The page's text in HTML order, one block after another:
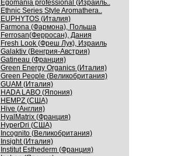
Egomania professional (Израиль..
Ethnic Series Style Aromathera..
EUPHYTOS (Италия)
Farmona (Фармона), Польша
Ferrosan(Ферросан), Дания
Fresh Look (Фреш Лук), Израиль
Galaktiv (Венгрия-Австрия)
Gatineau (Франция)
Green Energy Organics (Италия)
Green People (Великобритания)
GUAM (Италия)
HADA LABO (Япония)
HEMPZ (США)
Hive (Англия)
HyalMatrix (Франция)
HyperDri (США)
Incognito (Великобритания)
Insight (Италия)
Institut Esthederm (Франция)